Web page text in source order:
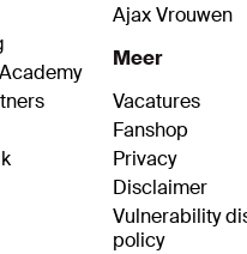
Ajax Vrouwen
Meer
Vacatures
Fanshop
Privacy
Disclaimer
Vulnerability
policy